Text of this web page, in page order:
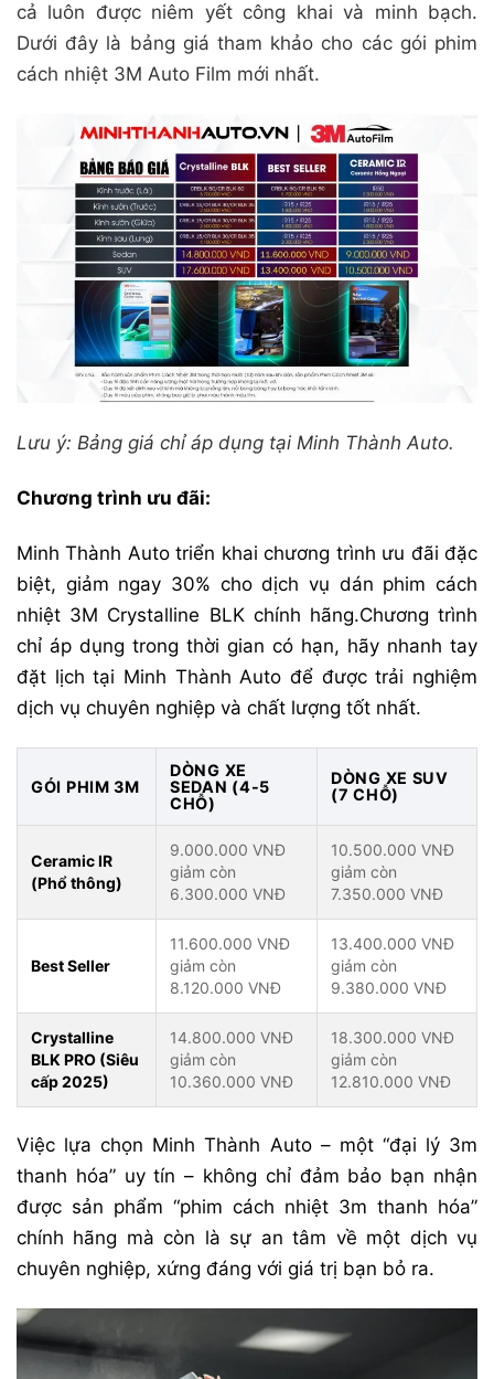
cả luôn được niêm yết công khai và minh bạch.
Dưới đây là bảng giá tham khảo cho các gói phim
cách nhiệt 3M Auto Film mới nhất.
Lưu ý: Bảng giá chỉ áp dụng tại Minh Thành Auto.
Chương trình ưu đãi:
Minh Thành Auto triển khai chương trình ưu đãi đặc
biệt, giảm ngay 30% cho dịch vụ dán phim cách
nhiệt 3M Crystalline BLK chính hãng.Chương trình
chỉ áp dụng trong thời gian có hạn, hãy nhanh tay
đặt lịch tại Minh Thành Auto để được trải nghiệm
dịch vụ chuyên nghiệp và chất lượng tốt nhất.
GÓI PHIM 3M
DÒNG XE
SEDAN (4-5
CHỖ)
DÒNG XE SUV
(7 CHỖ)
Ceramic IR
(Phổ thông)
9.000.000 VNĐ
giảm còn
6.300.000 VNĐ
10.500.000 VNĐ
giảm còn
7.350.000 VNĐ
Best Seller
11.600.000 VNĐ
giảm còn
8.120.000 VNĐ
13.400.000 VNĐ
giảm còn
9.380.000 VNĐ
Crystalline
BLK PRO (Siêu
cấp 2025)
14.800.000 VNĐ
giảm còn
10.360.000 VNĐ
18.300.000 VNĐ
giảm còn
12.810.000 VNĐ
Việc lựa chọn Minh Thành Auto – một “đại lý 3m
thanh hóa” uy tín – không chỉ đảm bảo bạn nhận
được sản phẩm “phim cách nhiệt 3m thanh hóa”
chính hãng mà còn là sự an tâm về một dịch vụ
chuyên nghiệp, xứng đáng với giá trị bạn bỏ ra.